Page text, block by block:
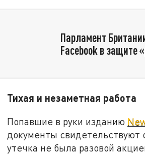
Парламент
Facebook в защите
Тихая и незаметная работа
Попавшие в руки изданию
документы свидетельствуют
утечка не была разовой